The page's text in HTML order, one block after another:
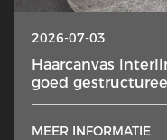
2026-07-03
Haarcanvas
goed
MEER INFORMATIE